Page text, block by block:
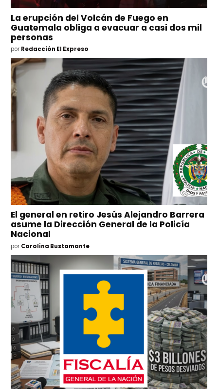
La erupción del Volcán de Fuego en
Guatemala obliga a evacuar a casi dos mil
personas
por Redacción El Expreso
El general en retiro Jesús Alejandro Barrera
asume la Dirección General de la Policía
Nacional
por Carolina Bustamante